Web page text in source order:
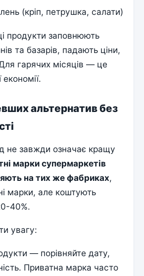
(кріп, петрушка, салати)
продукти заповнюють
та базарів, падають ціни,
гарячих місяців — це
економії.
альтернатив без
не завжди означає кращу
марки супермаркетів
на тих же фабриках,
марки, але коштують
40%.
увагу:
— порівняйте дату,
Приватна марка часто